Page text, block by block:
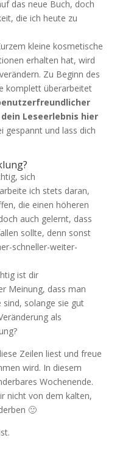
das neue Buch, doch
die ich heute zu
kleine kosmetische
erhalten hat, wird
Zu Beginn des
komplett überarbeitet
Leseerlebnis hier
gespannt und lass dich
sich
ich stets daran,
die einen höheren
auch gelernt, dass
sollte, denn sonst
schneller-weiter-
ist dir
Meinung, dass man
sind, solange sie gut
als
Zeilen liest und freue
wird. In diesem
Wochenende.
nicht von dem kalten,
🙂